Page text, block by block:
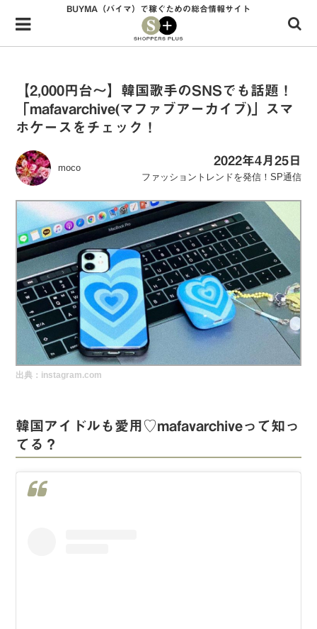
Menu
HOME
34歳独身OLバイマ実践記
ファッショントレンドを発信！SP通信
BUYMAで人気のブランド
BUYMAの売れ筋商品
バイマの疑問に現役パーソナルショッパーが答えてみた
バイマ活動の疑問に売れっ子現役バイヤーが答えてみた
実録！海外ショップで買ってみた！
海外SHOP LIST
BUYMA（バイマ）で稼ぐための総合情報サイト
【2,000円台～】韓国歌手のSNSでも話題！
「mafavarchive(マファブアーカイブ)」スマ
ホケースをチェック！
moco
2022年4月25日
ファッショントレンドを発信！SP通信
出典：instagram.com
韓国アイドルも愛用♡mafavarchiveって知っ
てる？